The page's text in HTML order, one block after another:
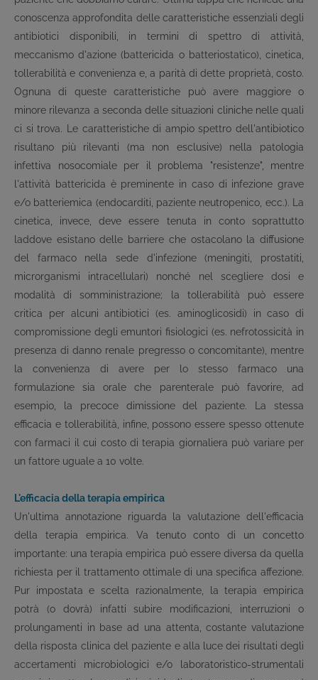
conoscenza approfondita delle caratteristiche essenziali degli
antibiotici disponibili, in termini di spettro di attività,
meccanismo d'azione (battericida o batteriostatico), cinetica,
tollerabilità e convenienza e, a parità di dette proprietà, costo.
Ognuna di queste caratteristiche può avere maggiore o
minore rilevanza a seconda delle situazioni cliniche nelle quali
ci si trova. Le caratteristiche di ampio spettro dell'antibiotico
risultano più rilevanti (ma non esclusive) nella patologia
infettiva nosocomiale per il problema "resistenze", mentre
l'attività battericida è preminente in caso di infezione grave
e/o batteriemica (endocarditi, paziente neutropenico, ecc.). La
cinetica, invece, deve essere tenuta in conto soprattutto
laddove esistano delle barriere che ostacolano la diffusione
del farmaco nella sede d'infezione (meningiti, prostatiti,
microrganismi intracellulari) nonché nel scegliere dosi e
modalità di somministrazione; la tollerabilità può essere
critica per alcuni antibiotici (es. aminoglicosidi) in caso di
compromissione degli emuntori fisiologici (es. nefrotossicità in
presenza di danno renale pregresso o concomitante), mentre
la convenienza di avere per lo stesso farmaco una
formulazione sia orale che parenterale può favorire, ad
esempio, la precoce dimissione del paziente. La stessa
efficacia e tollerabilità, infine, possono essere spesso ottenute
con farmaci il cui costo di terapia giornaliera può variare per
un fattore uguale a 10 volte.
L'efficacia della terapia empirica
Un'ultima annotazione riguarda la valutazione dell'efficacia
della terapia empirica. Va tenuto conto di un concetto
importante: una terapia empirica può essere diversa da quella
richiesta per il trattamento ottimale di una specifica affezione.
Pur impostata e scelta razionalmente, la terapia empirica
potrà (o dovrà) infatti subire modificazioni, interruzioni o
prolungamenti in base ad una attenta, costante valutazione
della risposta clinica del paziente e alla luce dei risultati degli
accertamenti microbiologici e/o laboratoristico-strumentali